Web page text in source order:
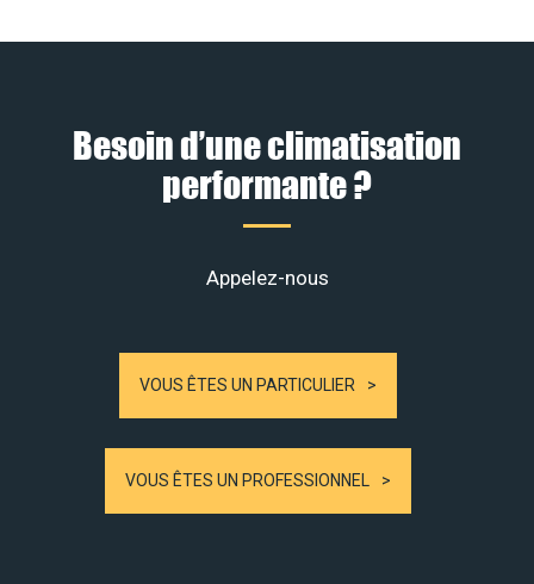
Besoin d’une climatisation
performante ?
Appelez-nous
VOUS ÊTES UN PARTICULIER
VOUS ÊTES UN PROFESSIONNEL